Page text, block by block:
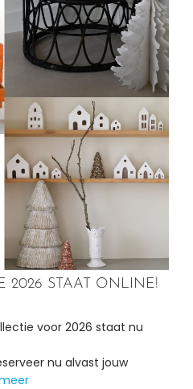
2026 STAAT ONLINE!
voor 2026 staat nu
nu alvast jouw